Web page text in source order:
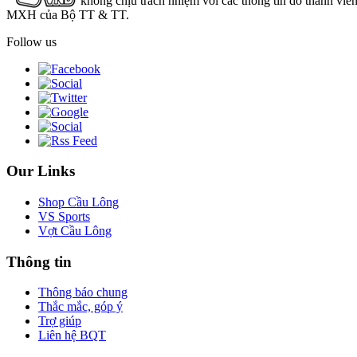
MXH của Bộ TT & TT.
Follow us
Our Links
Shop Cầu Lông
VS Sports
Vợt Cầu Lông
Thông tin
Thông báo chung
Thắc mắc, góp ý
Trợ giúp
Liên hệ BQT